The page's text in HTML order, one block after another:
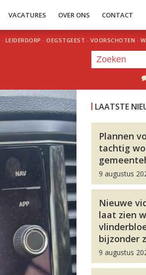
VACATURES OVER ONS CONTACT
· LEIDERDORP · OEGSTGEEST · VOORSCHOTEN ·
LAATSTE
Plannen
tachtig
9 augustus
Nieuwe
laat zien
bijzonder
9 augustus